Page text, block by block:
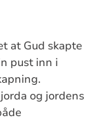
at Gud skapte
pust inn i
og jordens